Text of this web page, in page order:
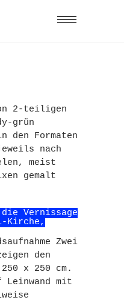
2-teiligen
grün
den Formaten
nach
meist
gemalt
Vernissage
Kirche,
Zwei
den
x 250 cm.
Leinwand mit